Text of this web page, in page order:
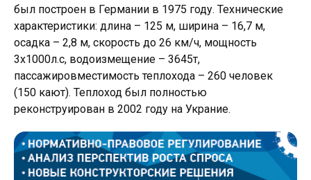
был построен в Германии в 1975 году. Технические
характеристики: длина – 125 м, ширина – 16,7 м,
осадка – 2,8 м, скорость до 26 км/ч, мощность
3х1000л.с, водоизмещение – 3645т,
пассажировместимость теплохода – 260 человек
(150 кают). Теплоход был полностью
реконструирован в 2002 году на Украние.